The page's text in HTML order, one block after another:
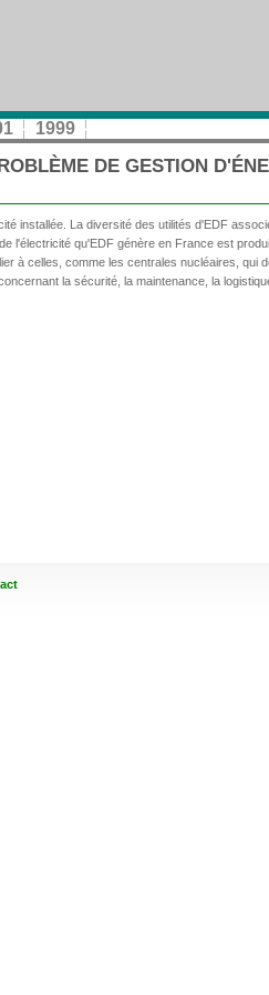
1999
DE GESTION
installée. La diversité des utilités d'EDF
l'électricité qu'EDF génère en France est
à celles, comme les centrales nucléaires, qui
la sécurité, la maintenance, la